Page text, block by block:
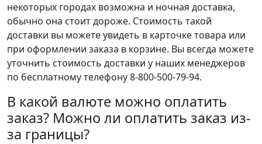
некоторых городах возможна и ночная доставка,
обычно она стоит дороже. Стоимость такой
доставки вы можете увидеть в карточке товара или
при оформлении заказа в корзине. Вы всегда можете
уточнить стоимость доставки у наших менеджеров
по бесплатному телефону 8-800-500-79-94.
В какой валюте можно оплатить
заказ? Можно ли оплатить заказ из-
за границы?